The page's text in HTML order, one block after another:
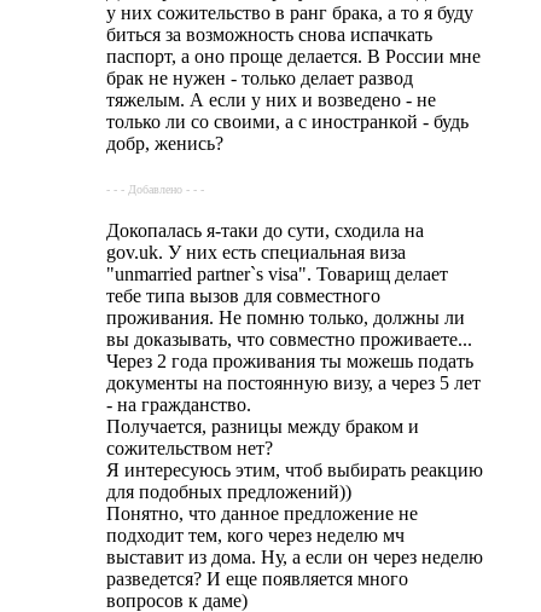
у них сожительство в ранг брака, а то я буду
биться за возможность снова испачкать
паспорт, а оно проще делается. В России мне
брак не нужен - только делает развод
тяжелым. А если у них и возведено - не
только ли со своими, а с иностранкой - будь
добр, женись?
- - - Добавлено - - -
Докопалась я-таки до сути, сходила на
gov.uk. У них есть специальная виза
"unmarried partner`s visa". Товарищ делает
тебе типа вызов для совместного
проживания. Не помню только, должны ли
вы доказывать, что совместно проживаете...
Через 2 года проживания ты можешь подать
документы на постоянную визу, а через 5 лет
- на гражданство.
Получается, разницы между браком и
сожительством нет?
Я интересуюсь этим, чтоб выбирать реакцию
для подобных предложений))
Понятно, что данное предложение не
подходит тем, кого через неделю мч
выставит из дома. Ну, а если он через неделю
разведется? И еще появляется много
вопросов к даме)